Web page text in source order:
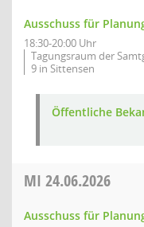
Ausschuss für
18:30-20:00 Uhr
Tagungsraum der
9 in Sittensen
Öffentliche
MI 24.06.2026
Ausschuss für